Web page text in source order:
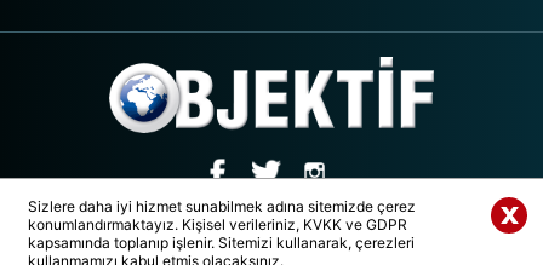
Sizlere daha iyi hizmet sunabilmek adına sitemizde çerez
konumlandırmaktayız. Kişisel verileriniz, KVKK ve GDPR
kapsamında toplanıp işlenir. Sitemizi kullanarak, çerezleri
kullanmamızı kabul etmiş olacaksınız.
Whatsapp Paylaş
© 2020 Tüm Hakları Saklıdır. | DENİZLİ OBJEKTİF MEDYA GRUBU